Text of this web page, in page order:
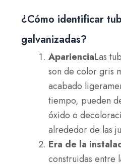
¿Cómo identificar
galvanizadas?
AparienciaLas
son de color gris
acabado
tiempo, pueden
óxido o
alrededor de las
Era de la
construidas entre